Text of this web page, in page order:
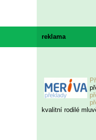
reklama
kvalitní rodilé